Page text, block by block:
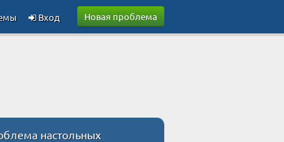
Новая проблема
Вход
настольных